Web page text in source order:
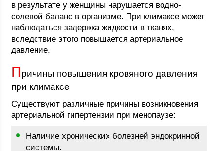
в результате у женщины нарушается водно-
солевой баланс в организме. При климаксе может
наблюдаться задержка жидкости в тканях,
вследствие этого повышается артериальное
давление.
Причины повышения кровяного давления
при климаксе
Существуют различные причины возникновения
артериальной гипертензии при менопаузе:
Наличие хронических болезней эндокринной
системы.